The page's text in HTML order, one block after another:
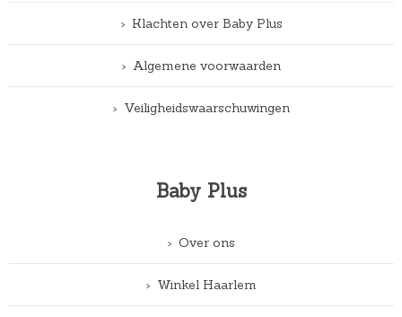
Klachten over Baby Plus
Algemene voorwaarden
Veiligheidswaarschuwingen
Baby Plus
Over ons
Winkel Haarlem